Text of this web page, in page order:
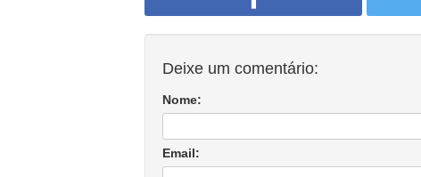
Deixe um comentário:
Nome:
Email: